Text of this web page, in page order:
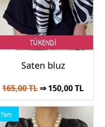
Saten bluz
165,00 TL⇒ 150,00 TL
TÜKENDİ
Yeni